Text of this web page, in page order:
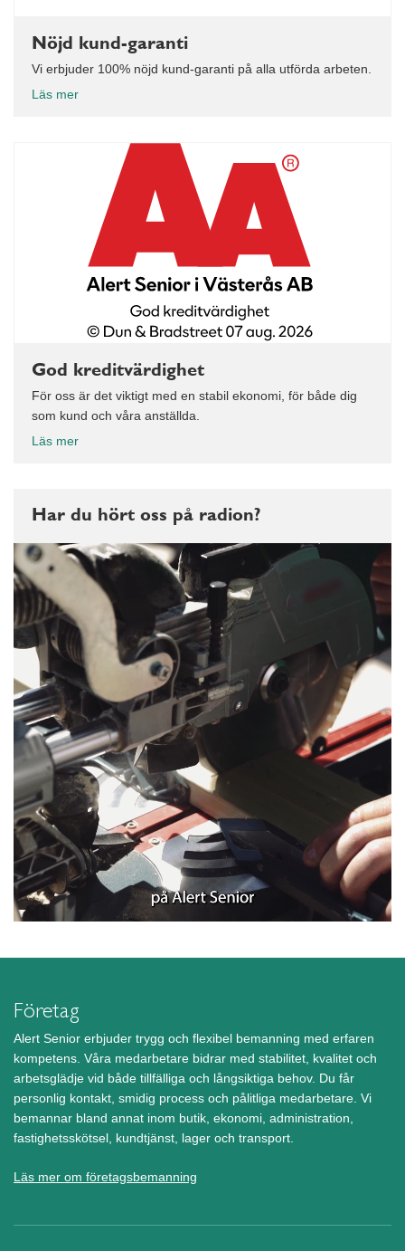
Nöjd kund-garanti
Vi erbjuder 100% nöjd kund-garanti på alla utförda arbeten.
Läs mer
God kreditvärdighet
För oss är det viktigt med en stabil ekonomi, för både dig
som kund och våra anställda.
Läs mer
Har du hört oss på radion?
Företag
Alert Senior erbjuder trygg och flexibel bemanning med erfaren
kompetens. Våra medarbetare bidrar med stabilitet, kvalitet och
arbetsglädje vid både tillfälliga och långsiktiga behov. Du får
personlig kontakt, smidig process och pålitliga medarbetare. Vi
bemannar bland annat inom butik, ekonomi, administration,
fastighetsskötsel, kundtjänst, lager och transport.
Läs mer om företagsbemanning